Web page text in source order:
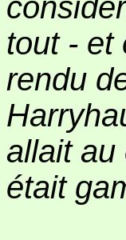
tout - et
rendu
allait au
était